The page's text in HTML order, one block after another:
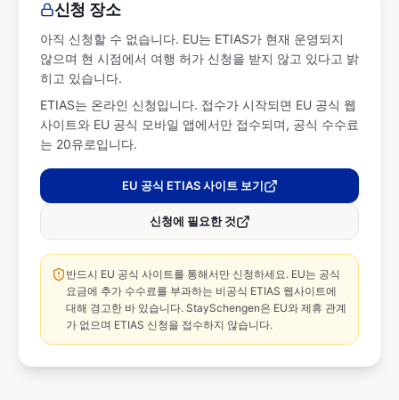
신청 장소
아직 신청할 수 없습니다. EU는 ETIAS가 현재 운영되지
않으며 현 시점에서 여행 허가 신청을 받지 않고 있다고 밝
히고 있습니다.
ETIAS는 온라인 신청입니다. 접수가 시작되면 EU 공식 웹
사이트와 EU 공식 모바일 앱에서만 접수되며, 공식 수수료
는 20유로입니다.
EU 공식 ETIAS 사이트 보기
신청에 필요한 것
반드시 EU 공식 사이트를 통해서만 신청하세요. EU는 공식
요금에 추가 수수료를 부과하는 비공식 ETIAS 웹사이트에
대해 경고한 바 있습니다. StaySchengen은 EU와 제휴 관계
가 없으며 ETIAS 신청을 접수하지 않습니다.